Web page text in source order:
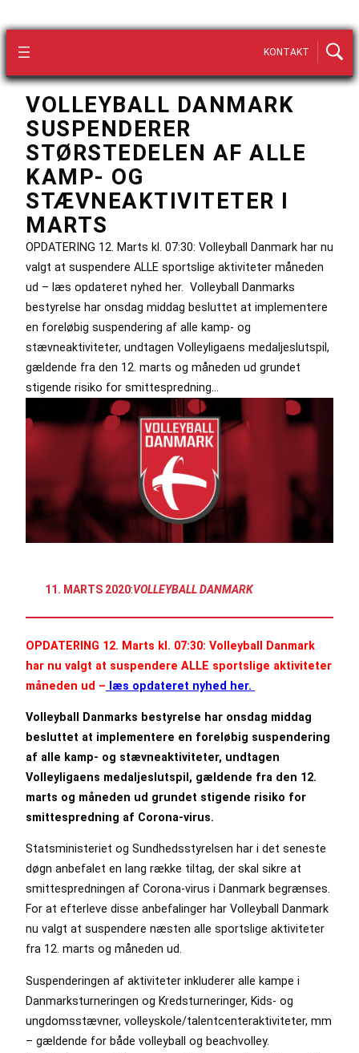
KONTAKT
VOLLEYBALL DANMARK
SUSPENDERER
STØRSTEDELEN AF ALLE
KAMP- OG
STÆVNEAKTIVITETER I
MARTS
OPDATERING 12. Marts kl. 07:30: Volleyball Danmark har nu
valgt at suspendere ALLE sportslige aktiviteter måneden
ud – læs opdateret nyhed her. Volleyball Danmarks
bestyrelse har onsdag middag besluttet at implementere
en foreløbig suspendering af alle kamp- og
stævneaktiviteter, undtagen Volleyligaens medaljeslutspil,
gældende fra den 12. marts og måneden ud grundet
stigende risiko for smittespredning…
11. MARTS 2020:VOLLEYBALL DANMARK
OPDATERING 12. Marts kl. 07:30: Volleyball Danmark
har nu valgt at suspendere ALLE sportslige aktiviteter
måneden ud – læs opdateret nyhed her.
Volleyball Danmarks bestyrelse har onsdag middag
besluttet at implementere en foreløbig suspendering
af alle kamp- og stævneaktiviteter, undtagen
Volleyligaens medaljeslutspil, gældende fra den 12.
marts og måneden ud grundet stigende risiko for
smittespredning af Corona-virus.
Statsministeriet og Sundhedsstyrelsen har i det seneste
døgn anbefalet en lang række tiltag, der skal sikre at
smittespredningen af Corona-virus i Danmark begrænses.
For at efterleve disse anbefalinger har Volleyball Danmark
nu valgt at suspendere næsten alle sportslige aktiviteter
fra 12. marts og måneden ud.
Suspenderingen af aktiviteter inkluderer alle kampe i
Danmarksturneringen og Kredsturneringer, Kids- og
ungdomsstævner, volleyskole/talentcenteraktiviteter, mm
– gældende for både volleyball og beachvolley.